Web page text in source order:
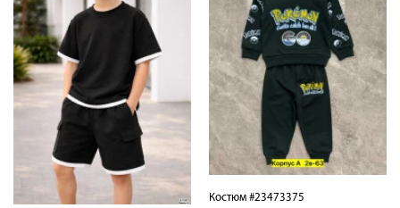
Костюм #23473375